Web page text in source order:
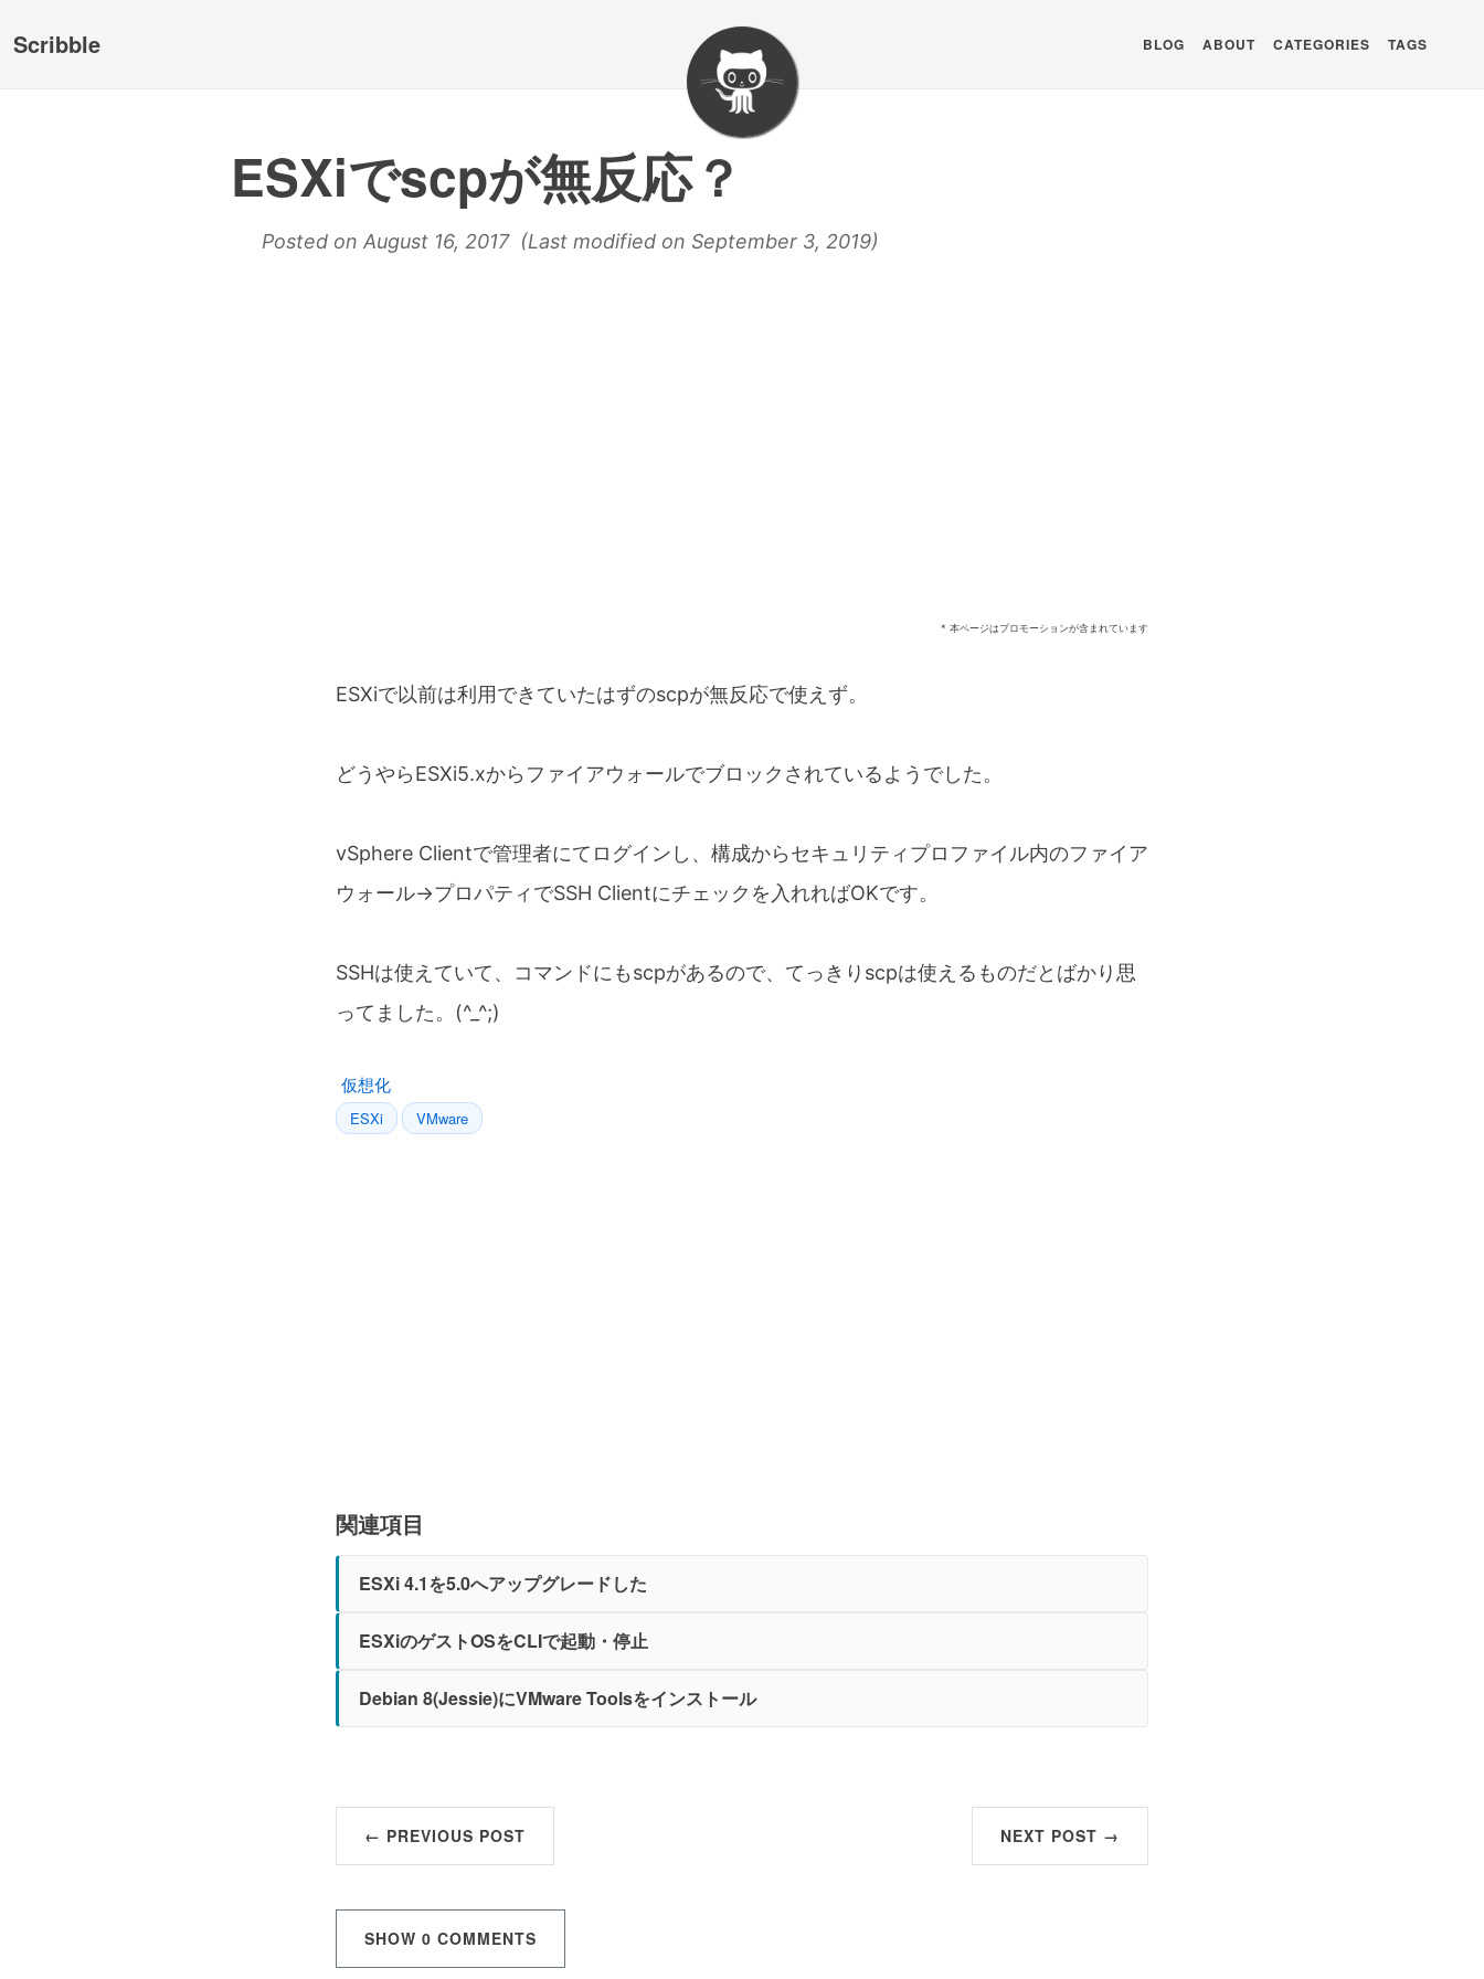
Scribble BLOG ABOUT CATEGORIES TAGS
ESXiでscpが無反応？
Posted on August 16, 2017 (Last modified on September 3, 2019)
* 本ページはプロモーションが含まれています
ESXiで以前は利用できていたはずのscpが無反応で使えず。
どうやらESXi5.xからファイアウォールでブロックされているようでした。
vSphere Clientで管理者にてログインし、構成からセキュリティプロファイル内のファイア
ウォール→プロパティでSSH Clientにチェックを入れればOKです。
SSHは使えていて、コマンドにもscpがあるので、てっきりscpは使えるものだとばかり思
ってました。(^_^;)
仮想化
ESXi VMware
関連項目
ESXi 4.1を5.0へアップグレードした
ESXiのゲストOSをCLIで起動・停止
Debian 8(Jessie)にVMware Toolsをインストール
← PREVIOUS POST NEXT POST →
SHOW 0 COMMENTS